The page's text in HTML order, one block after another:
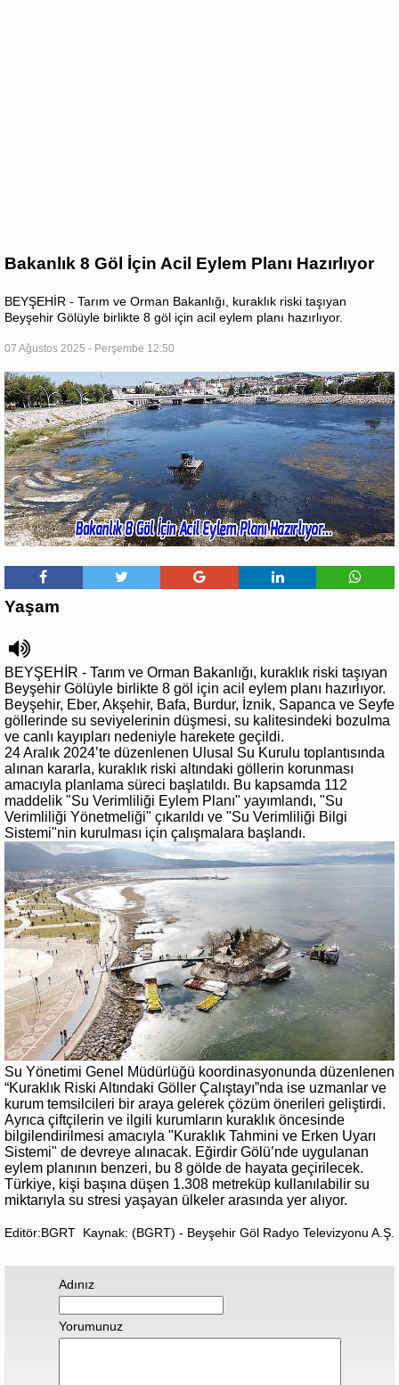
Bakanlık 8 Göl İçin Acil Eylem Planı Hazırlıyor
BEYŞEHİR - Tarım ve Orman Bakanlığı, kuraklık riski taşıyan
Beyşehir Gölüyle birlikte 8 göl için acil eylem planı hazırlıyor.
07 Ağustos 2025 - Perşembe 12:50
Yaşam
BEYŞEHİR - Tarım ve Orman Bakanlığı, kuraklık riski taşıyan
Beyşehir Gölüyle birlikte 8 göl için acil eylem planı hazırlıyor.
Beyşehir, Eber, Akşehir, Bafa, Burdur, İznik, Sapanca ve Seyfe
göllerinde su seviyelerinin düşmesi, su kalitesindeki bozulma
ve canlı kayıpları nedeniyle harekete geçildi.
24 Aralık 2024’te düzenlenen Ulusal Su Kurulu toplantısında
alınan kararla, kuraklık riski altındaki göllerin korunması
amacıyla planlama süreci başlatıldı. Bu kapsamda 112
maddelik "Su Verimliliği Eylem Planı" yayımlandı, "Su
Verimliliği Yönetmeliği" çıkarıldı ve "Su Verimliliği Bilgi
Sistemi"nin kurulması için çalışmalara başlandı.
Su Yönetimi Genel Müdürlüğü koordinasyonunda düzenlenen
“Kuraklık Riski Altındaki Göller Çalıştayı”nda ise uzmanlar ve
kurum temsilcileri bir araya gelerek çözüm önerileri geliştirdi.
Ayrıca çiftçilerin ve ilgili kurumların kuraklık öncesinde
bilgilendirilmesi amacıyla "Kuraklık Tahmini ve Erken Uyarı
Sistemi" de devreye alınacak. Eğirdir Gölü’nde uygulanan
eylem planının benzeri, bu 8 gölde de hayata geçirilecek.
Türkiye, kişi başına düşen 1.308 metreküp kullanılabilir su
miktarıyla su stresi yaşayan ülkeler arasında yer alıyor.
Editör:BGRT Kaynak: (BGRT) - Beyşehir Göl Radyo Televizyonu A.Ş.
Adınız
Yorumunuz